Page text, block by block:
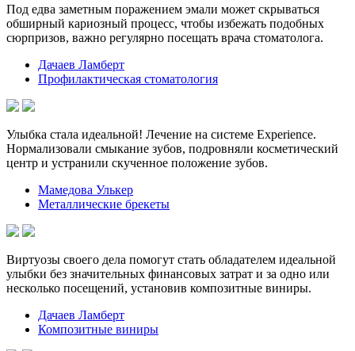
Под едва заметным поражением эмали может скрываться
обширный кариозный процесс, чтобы избежать подобных
сюрпризов, важно регулярно посещать врача стоматолога.
Дачаев Ламберт
Профилактическая стоматология
Улыбка стала идеальной! Лечение на системе Experience.
Нормализовали смыкание зубов, подровняли косметический
центр и устранили скученное положение зубов.
Мамедова Улькер
Металлические брекеты
Виртуозы своего дела помогут стать обладателем идеальной
улыбки без значительных финансовых затрат и за одно или
несколько посещений, установив композитные виниры.
Дачаев Ламберт
Композитные виниры